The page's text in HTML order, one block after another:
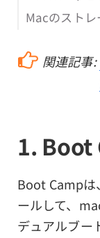
Macのスト
関連記事:
1. Boot
Boot Campは
ールして、
デュアルブー